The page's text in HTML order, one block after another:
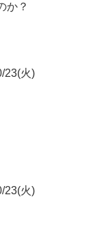
か？
23(火)
23(火)